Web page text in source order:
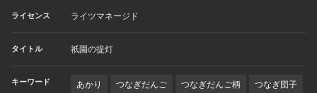
ライセンス ライツマネージド
タイトル 祇園の提灯
キーワード あかり つなぎだんご つなぎだんご柄 つなぎ団子